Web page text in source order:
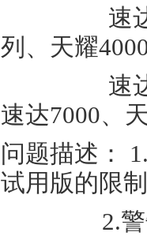
速达财务
列、天耀
速达5000
速达7000、
问题描述：
试用版的限
2.警告：